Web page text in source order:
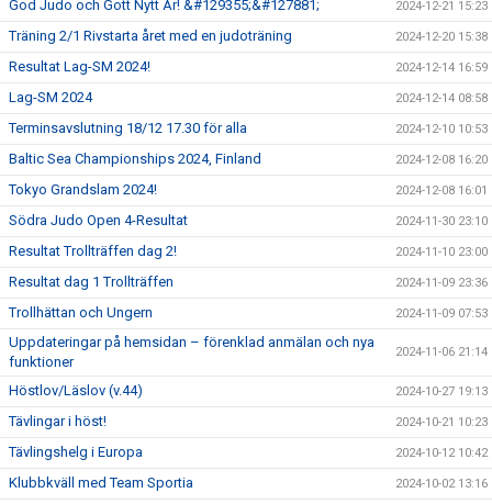
God Judo och Gott Nytt År! &#129355;&#127881; 2024-12-21 15:23
Träning 2/1 Rivstarta året med en judoträning 2024-12-20 15:38
Resultat Lag-SM 2024! 2024-12-14 16:59
Lag-SM 2024 2024-12-14 08:58
Terminsavslutning 18/12 17.30 för alla 2024-12-10 10:53
Baltic Sea Championships 2024, Finland 2024-12-08 16:20
Tokyo Grandslam 2024! 2024-12-08 16:01
Södra Judo Open 4-Resultat 2024-11-30 23:10
Resultat Trollträffen dag 2! 2024-11-10 23:00
Resultat dag 1 Trollträffen 2024-11-09 23:36
Trollhättan och Ungern 2024-11-09 07:53
Uppdateringar på hemsidan – förenklad anmälan och nya
funktioner
2024-11-06 21:14
Höstlov/Läslov (v.44) 2024-10-27 19:13
Tävlingar i höst! 2024-10-21 10:23
Tävlingshelg i Europa 2024-10-12 10:42
Klubbkväll med Team Sportia 2024-10-02 13:16